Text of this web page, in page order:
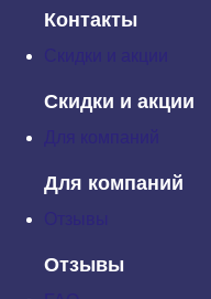
Контакты
Скидки и акции
Для компаний
Отзывы
Twitter называется «
Домен.